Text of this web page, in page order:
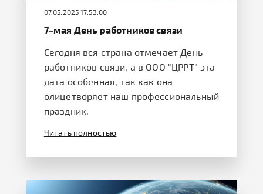
07.05.2025 17:53:00
7–мая День работников связи
Сегодня вся страна отмечает День
работников связи, а в OOO "ЦРРТ" эта
дата особенная, так как она
олицетворяет наш профессиональный
праздник.
Читать полностью